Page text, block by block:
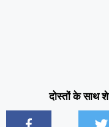
दोस्तों के